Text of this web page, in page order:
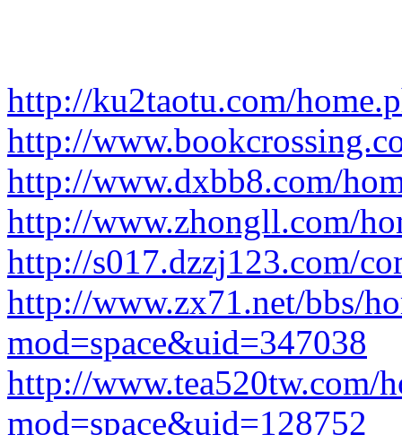
http://ku2taotu.com/
http://
http://www.dxbb8.com/
http://www.zhongll.com/
http://s017.dzzj123.com/
http://www.zx71.net/bbs/
mod=space&uid=347038
http://www.tea520tw.com/
mod=space&uid=128752